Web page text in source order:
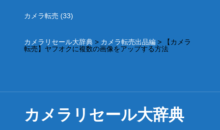
カメラ転売 (33)
カメラリセール大辞典 > カメラ転売出品編 >
【カメラ
転売】ヤフオクに複数の画像をアップする方法
カメラリセール大辞典